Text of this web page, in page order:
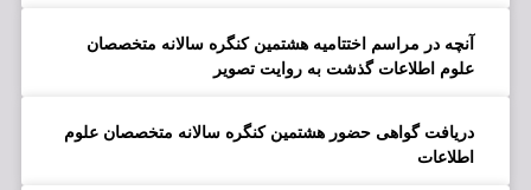
آنچه در مراسم اختتامیه هشتمین کنگره سالانه متخصصان
علوم اطلاعات گذشت به روایت تصویر
دریافت گواهی حضور هشتمین کنگره سالانه متخصصان علوم
اطلاعات